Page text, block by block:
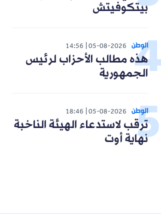
05-08-
14:56
الأحزاب لرئيس
05-08-
18:46
لاستدعاء الهيئة الناخبة
أوت